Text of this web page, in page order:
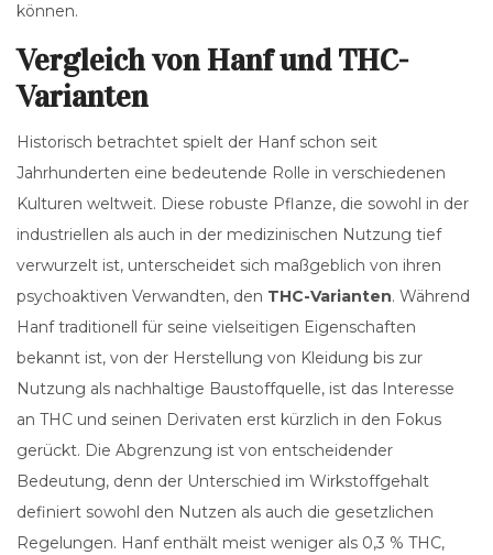
können.
Vergleich von Hanf und THC-
Varianten
Historisch betrachtet spielt der Hanf schon seit
Jahrhunderten eine bedeutende Rolle in verschiedenen
Kulturen weltweit. Diese robuste Pflanze, die sowohl in der
industriellen als auch in der medizinischen Nutzung tief
verwurzelt ist, unterscheidet sich maßgeblich von ihren
psychoaktiven Verwandten, den THC-Varianten. Während
Hanf traditionell für seine vielseitigen Eigenschaften
bekannt ist, von der Herstellung von Kleidung bis zur
Nutzung als nachhaltige Baustoffquelle, ist das Interesse
an THC und seinen Derivaten erst kürzlich in den Fokus
gerückt. Die Abgrenzung ist von entscheidender
Bedeutung, denn der Unterschied im Wirkstoffgehalt
definiert sowohl den Nutzen als auch die gesetzlichen
Regelungen. Hanf enthält meist weniger als 0,3 % THC,